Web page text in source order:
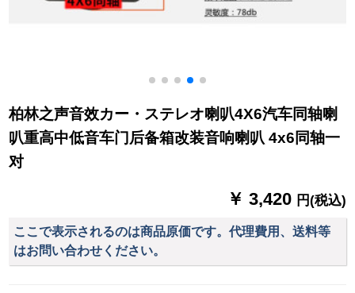
柏林之声音效カー・ステレオ喇叭4X6汽车同轴喇
叭重高中低音车门后备箱改装音响喇叭 4x6同轴一
对
￥ 3,420 円(税込)
ここで表示されるのは商品原価です。代理費用、送料等
はお問い合わせください。